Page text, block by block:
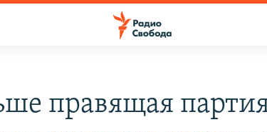
правящая